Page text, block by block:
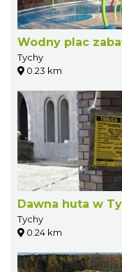
Wodny plac
Tychy
0.23 km
Dawna huta w
Tychy
0.24 km